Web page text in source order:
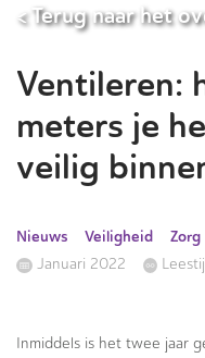
< Terug naar het
Ventileren:
meters je
veilig
Nieuws Veiligheid Zorg
Januari 2022
Inmiddels is het twee jaar